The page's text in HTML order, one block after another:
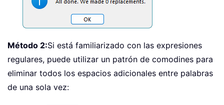
Método 2:Si está familiarizado con las expresiones
regulares, puede utilizar un patrón de comodines para
eliminar todos los espacios adicionales entre palabras
de una sola vez: